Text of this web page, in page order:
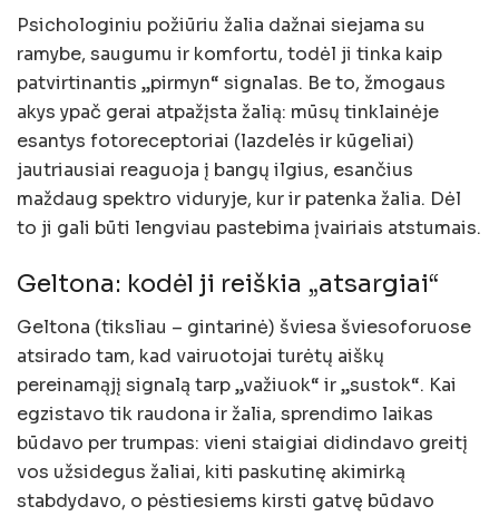
Psichologiniu požiūriu žalia dažnai siejama su
ramybe, saugumu ir komfortu, todėl ji tinka kaip
patvirtinantis „pirmyn“ signalas. Be to, žmogaus
akys ypač gerai atpažįsta žalią: mūsų tinklainėje
esantys fotoreceptoriai (lazdelės ir kūgeliai)
jautriausiai reaguoja į bangų ilgius, esančius
maždaug spektro viduryje, kur ir patenka žalia. Dėl
to ji gali būti lengviau pastebima įvairiais atstumais.
Geltona: kodėl ji reiškia „atsargiai“
Geltona (tiksliau – gintarinė) šviesa šviesoforuose
atsirado tam, kad vairuotojai turėtų aiškų
pereinamąjį signalą tarp „važiuok“ ir „sustok“. Kai
egzistavo tik raudona ir žalia, sprendimo laikas
būdavo per trumpas: vieni staigiai didindavo greitį
vos užsidegus žaliai, kiti paskutinę akimirką
stabdydavo, o pėstiesiems kirsti gatvę būdavo